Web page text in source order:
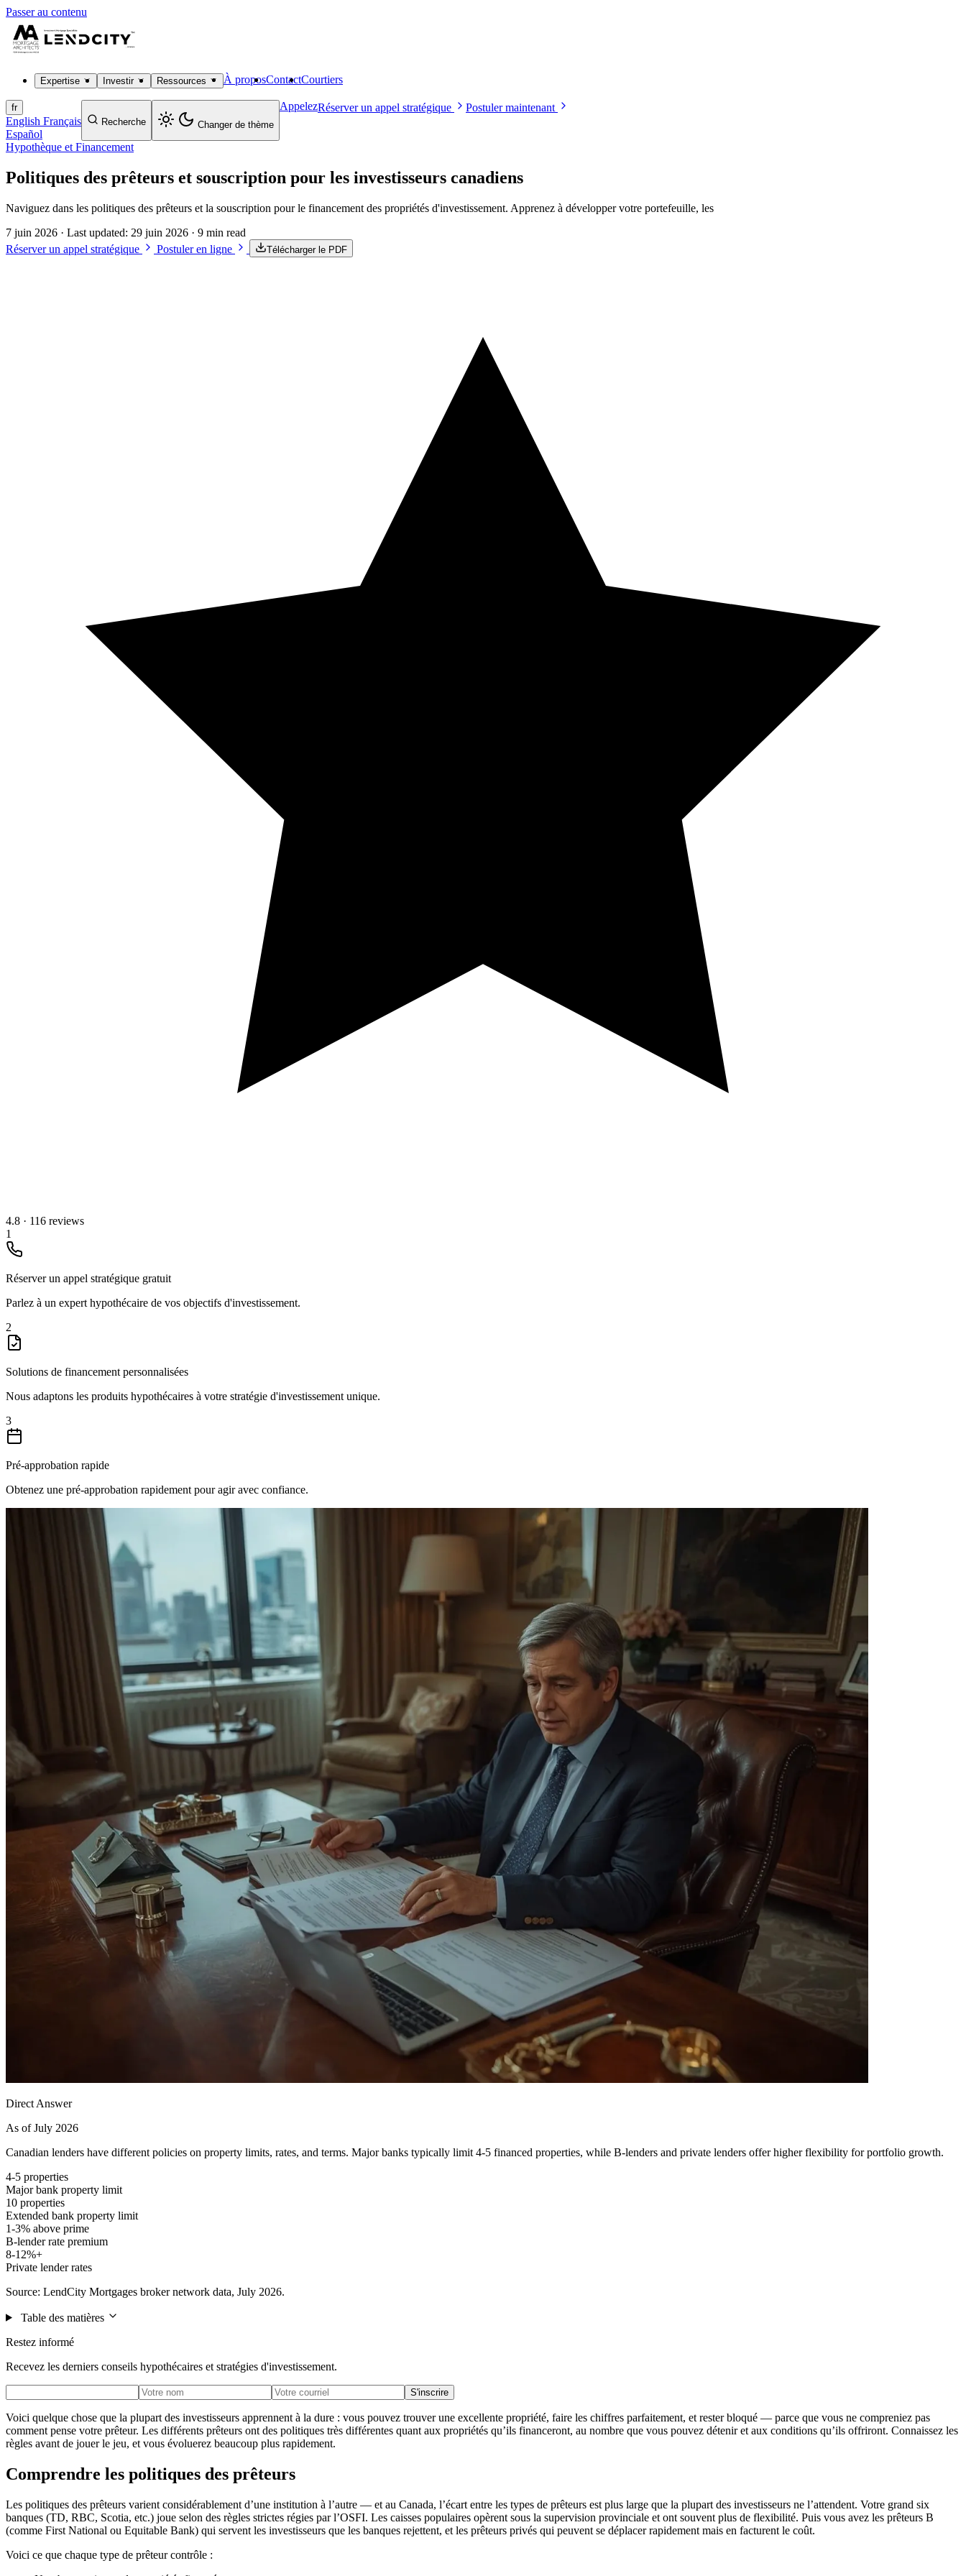
Passer au contenu
Expertise Investir Ressources À proposContactCourtiers
fr
English Français
Español
Recherche Changer de thème
AppelezRéserver un appel stratégique Postuler maintenant
Hypothèque et Financement
Politiques des prêteurs et souscription pour les investisseurs canadiens
Naviguez dans les politiques des prêteurs et la souscription pour le financement des propriétés d'investissement. Apprenez à développer votre portefeuille, les
7 juin 2026 · Last updated: 29 juin 2026 · 9 min read
Réserver un appel stratégique
Postuler en ligne Télécharger le PDF
4.8 · 116 reviews
1
Réserver un appel stratégique gratuit
Parlez à un expert hypothécaire de vos objectifs d'investissement.
2
Solutions de financement personnalisées
Nous adaptons les produits hypothécaires à votre stratégie d'investissement unique.
3
Pré-approbation rapide
Obtenez une pré-approbation rapidement pour agir avec confiance.
Direct Answer
As of July 2026
Canadian lenders have different policies on property limits, rates, and terms. Major banks typically limit 4-5 financed properties, while B-lenders and private lenders offer higher flexibility for portfolio growth.
4-5 properties
Major bank property limit
10 properties
Extended bank property limit
1-3% above prime
B-lender rate premium
8-12%+
Private lender rates
Source: LendCity Mortgages broker network data, July 2026.
Table des matières
Restez informé
Recevez les derniers conseils hypothécaires et stratégies d'investissement.
S'inscrire
Voici quelque chose que la plupart des investisseurs apprennent à la dure : vous pouvez trouver une excellente propriété, faire les chiffres parfaitement, et rester bloqué — parce que vous ne compreniez pas
comment pense votre prêteur. Les différents prêteurs ont des politiques très différentes quant aux propriétés qu’ils financeront, au nombre que vous pouvez détenir et aux conditions qu’ils offriront. Connaissez les
règles avant de jouer le jeu, et vous évoluerez beaucoup plus rapidement.
Comprendre les politiques des prêteurs
Les politiques des prêteurs varient considérablement d’une institution à l’autre — et au Canada, l’écart entre les types de prêteurs est plus large que la plupart des investisseurs ne l’attendent. Votre grand six
banques (TD, RBC, Scotia, etc.) joue selon des règles strictes régies par l’OSFI. Les caisses populaires opèrent sous la supervision provinciale et ont souvent plus de flexibilité. Puis vous avez les prêteurs B
(comme First National ou Equitable Bank) qui servent les investisseurs que les banques rejettent, et les prêteurs privés qui peuvent se déplacer rapidement mais en facturent le coût.
Voici ce que chaque type de prêteur contrôle :